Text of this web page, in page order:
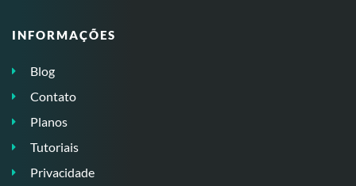
INFORMAÇÕES
Blog
Contato
Planos
Tutoriais
Privacidade